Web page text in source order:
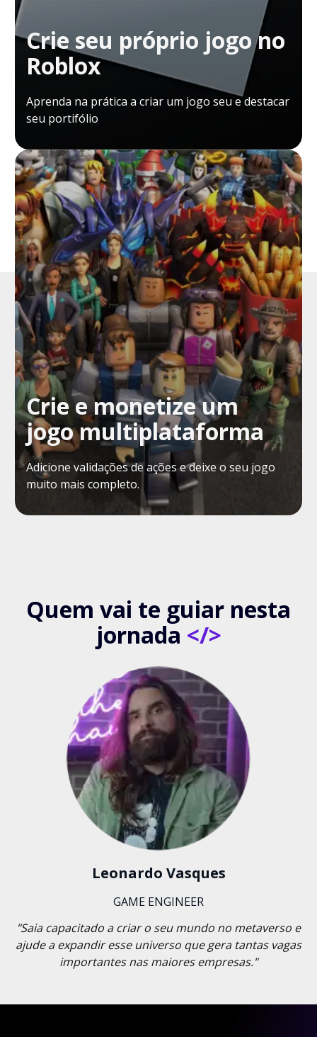
Crie seu próprio jogo no
Roblox
Aprenda na prática a criar um jogo seu e destacar
seu portifólio
Crie e monetize um
jogo multiplataforma
Adicione validações de ações e deixe o seu jogo
muito mais completo.
Quem vai te guiar nesta
jornada </>
Leonardo Vasques
GAME ENGINEER
"Saia capacitado a criar o seu mundo no metaverso e
ajude a expandir esse universo que gera tantas vagas
importantes nas maiores empresas."